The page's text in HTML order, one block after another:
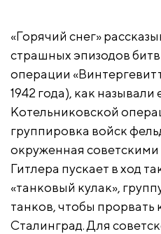
«Горячий снег»
страшных эпизодов
операции
1942 года), как
Котельниковской
группировка войск
окруженная
Гитлера пускает в ход
«танковый кулак»,
танков, чтобы прорвать
Сталинград. Для